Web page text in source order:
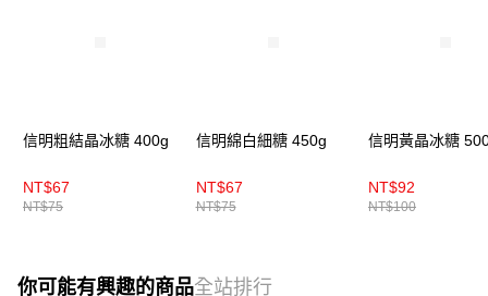
信明粗結晶冰糖 400g
NT$67
NT$75
信明綿白細糖 450g
NT$67
NT$75
信明黃晶冰糖
NT$92
NT$100
你可能有興趣的商品全站排行